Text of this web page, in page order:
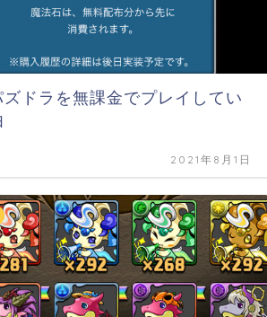
ズドラを無課金でプレイしてい
2021年8月1日